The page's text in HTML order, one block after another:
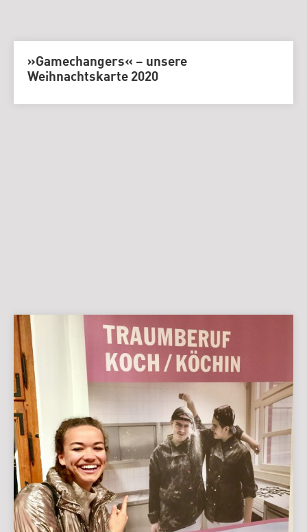
»Gamechangers« – unsere
Weihnachtskarte 2020